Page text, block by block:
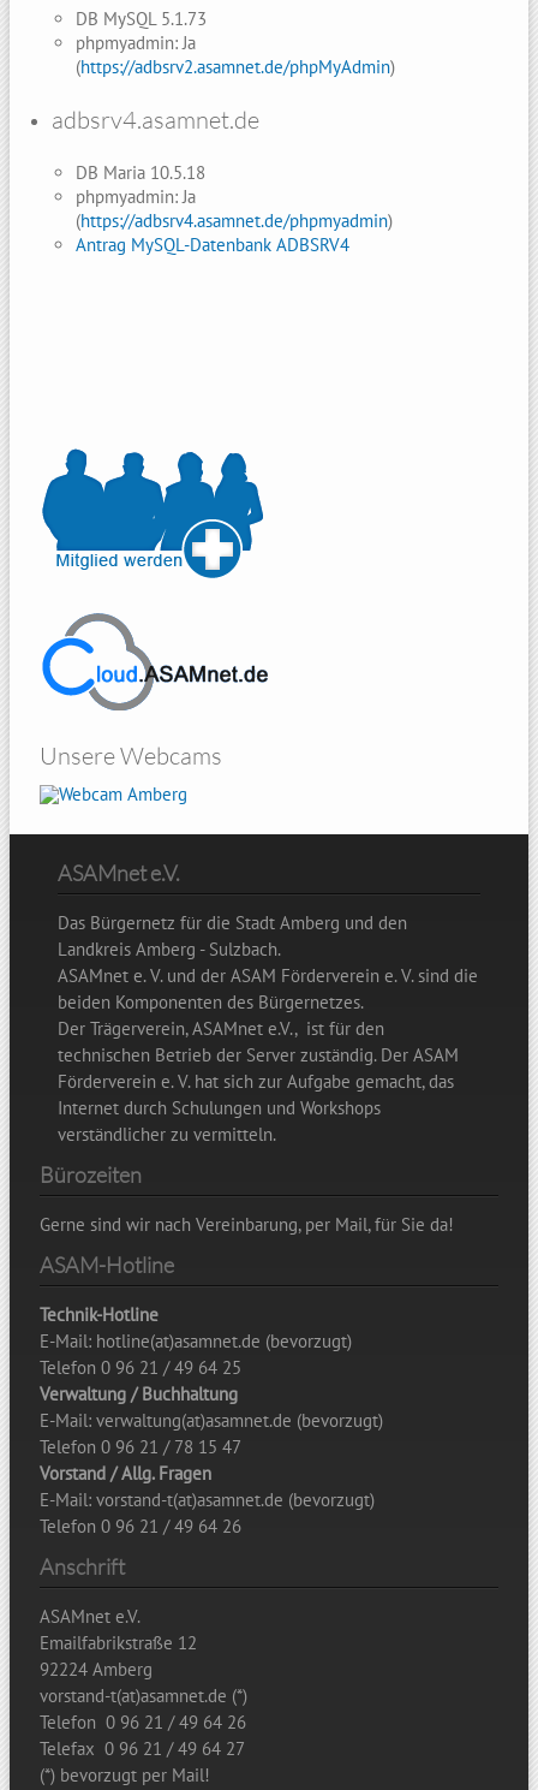
DB MySQL 5.1.73
phpmyadmin: Ja
(https://adbsrv2.asamnet.de/phpMyAdmin)
adbsrv4.asamnet.de
DB Maria 10.5.18
phpmyadmin: Ja
(https://adbsrv4.asamnet.de/phpmyadmin)
Antrag MySQL-Datenbank ADBSRV4
Unsere Webcams
ASAMnet e.V.
Das Bürgernetz für die Stadt Amberg und den
Landkreis Amberg - Sulzbach.
ASAMnet e. V. und der ASAM Förderverein e. V. sind die
beiden Komponenten des Bürgernetzes.
Der Trägerverein, ASAMnet e.V., ist für den
technischen Betrieb der Server zuständig. Der ASAM
Förderverein e. V. hat sich zur Aufgabe gemacht, das
Internet durch Schulungen und Workshops
verständlicher zu vermitteln.
Bürozeiten
Gerne sind wir nach Vereinbarung, per Mail, für Sie da!
ASAM-Hotline
Technik-Hotline
E-Mail: hotline(at)asamnet.de (bevorzugt)
Telefon 0 96 21 / 49 64 25
Verwaltung / Buchhaltung
E-Mail: verwaltung(at)asamnet.de (bevorzugt)
Telefon 0 96 21 / 78 15 47
Vorstand / Allg. Fragen
E-Mail: vorstand-t(at)asamnet.de (bevorzugt)
Telefon 0 96 21 / 49 64 26
Anschrift
ASAMnet e.V.
Emailfabrikstraße 12
92224 Amberg
vorstand-t(at)asamnet.de (*)
Telefon 0 96 21 / 49 64 26
Telefax 0 96 21 / 49 64 27
(*) bevorzugt per Mail!